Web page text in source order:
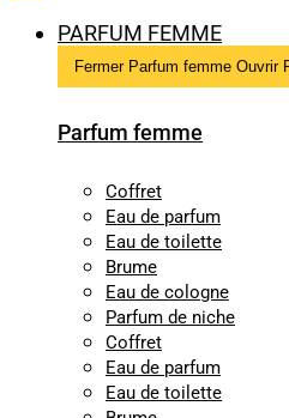
PARFUM FEMME
Fermer Parfum femme Ouvrir
Parfum femme
Coffret
Eau de parfum
Eau de toilette
Brume
Eau de cologne
Parfum de niche
Coffret
Eau de parfum
Eau de toilette